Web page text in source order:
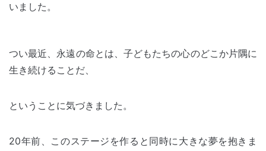
いました。
つい最近、永遠の命とは、子どもたちの心のどこか片隅に
生き続けることだ、
ということに気づきました。
20年前、このステージを作ると同時に大きな夢を抱きま